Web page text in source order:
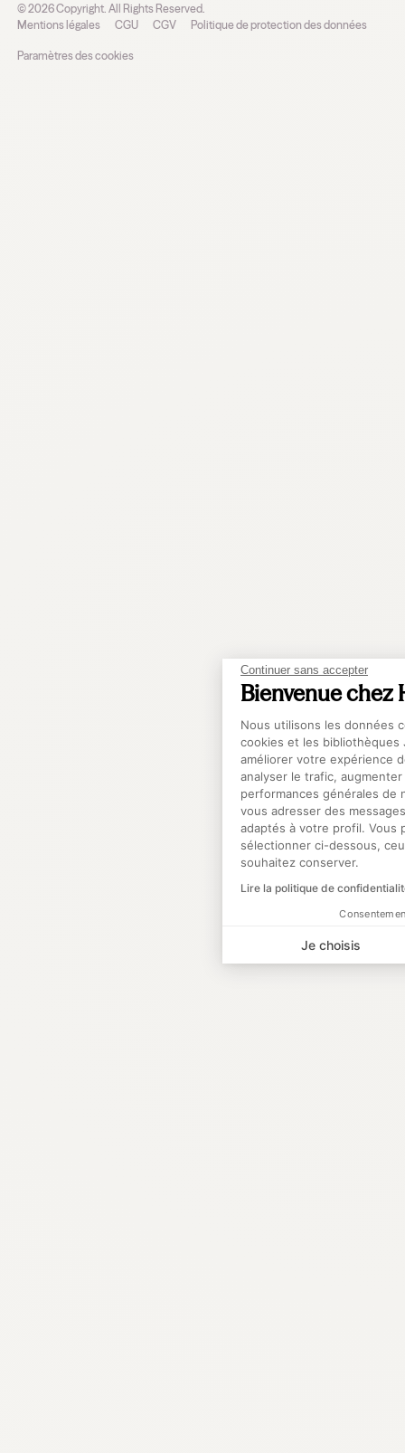
Continuer sans accepter
Bienvenue chez
Plateforme de
Nous utilisons les données
cookies et les bibliothèques
améliorer votre expérience
analyser le trafic, augmenter
performances générales de
vous adresser des
adaptés à votre profil. Vous
sélectionner ci-dessous,
souhaitez conserver.
Lire la politique de
Je choisis
©2026Copyright. All Rights Reserved.
Mentions légales
CGU CGV Politique de protection des données
Paramètres des cookies